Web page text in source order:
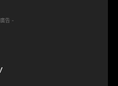
告 -